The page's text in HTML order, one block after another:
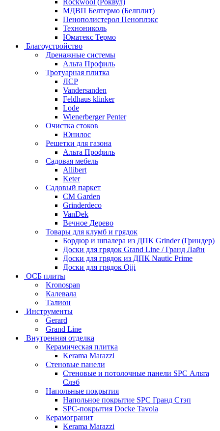
Rockwool (Роквул)
МДВП Белтермо (Белплит)
Пенополистерол Пеноплэкс
Технониколь
Юматекс Термо
Благоустройство
Дренажные системы
Альта Профиль
Тротуарная плитка
ЛСР
Vandersanden
Feldhaus klinker
Lode
Wienerberger Penter
Очистка стоков
Юнилос
Решетки для газона
Альта Профиль
Садовая мебель
Allibert
Keter
Садовый паркет
CM Garden
Grinderdeco
VanDek
Вечное Дерево
Товары для клумб и грядок
Бордюр и шпалера из ДПК Grinder (Гриндер)
Доски для грядок Grand Line / Гранд Лайн
Доски для грядок из ДПК Nautic Prime
Доски для грядок Qiji
ОСБ плиты
Kronospan
Калевала
Талион
Инструменты
Gerard
Grand Line
Внутренняя отделка
Керамическая плитка
Kerama Marazzi
Стеновые панели
Стеновые и потолочные панели SPC Альта
Слэб
Напольные покрытия
Напольное покрытие SPC Гранд Стэп
SPC-покрытия Docke Tavola
Керамогранит
Kerama Marazzi